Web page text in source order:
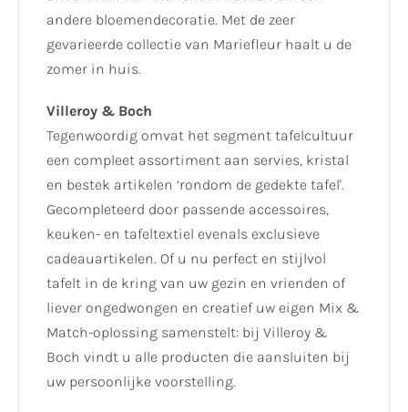
andere bloemendecoratie. Met de zeer
gevarieerde collectie van Mariefleur haalt u de
zomer in huis.
Villeroy & Boch
Tegenwoordig omvat het segment tafelcultuur
een compleet assortiment aan servies, kristal
en bestek artikelen ‘rondom de gedekte tafel'.
Gecompleteerd door passende accessoires,
keuken- en tafeltextiel evenals exclusieve
cadeauartikelen. Of u nu perfect en stijlvol
tafelt in de kring van uw gezin en vrienden of
liever ongedwongen en creatief uw eigen Mix &
Match-oplossing samenstelt: bij Villeroy &
Boch vindt u alle producten die aansluiten bij
uw persoonlijke voorstelling.